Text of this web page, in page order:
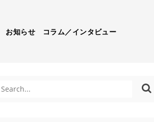
お知らせ コラム／インタビュー